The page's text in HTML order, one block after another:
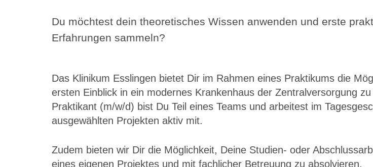
Du möchtest dein theoretisches Wissen anwenden und erste
Erfahrungen sammeln?
Das Klinikum Esslingen bietet Dir im Rahmen eines Praktikums die
ersten Einblick in ein modernes Krankenhaus der Zentralversorgung
Praktikant (m/w/d) bist Du Teil eines Teams und arbeitest im
ausgewählten Projekten aktiv mit.
Zudem bieten wir Dir die Möglichkeit, Deine Studien- oder
eines eigenen Projektes und mit fachlicher Betreuung zu absolvieren.